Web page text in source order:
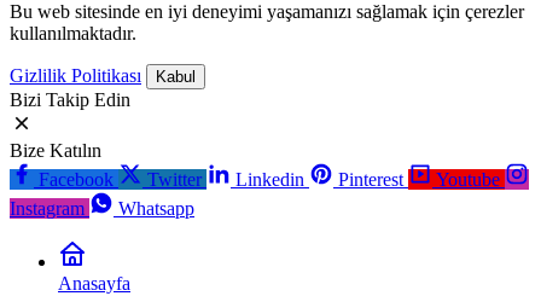
Bu web sitesinde en iyi deneyimi yaşamanızı sağlamak için çerezler
kullanılmaktadır.
Gizlilik Politikası Kabul
Bizi Takip Edin
Bize Katılın
Facebook
Twitter Linkedin Pinterest
Youtube
Instagram
Whatsapp
Anasayfa